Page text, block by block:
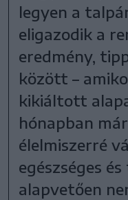
legyen a
eligazodik a
eredmény,
között –
kikiáltott
hónapban
élelmiszerré
egészséges
alapvetően